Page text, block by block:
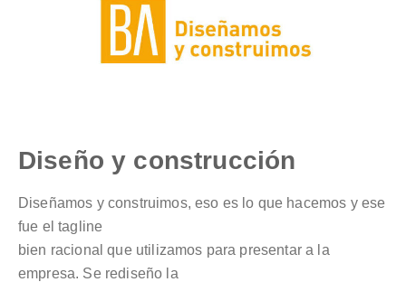
Diseño y construcción
Diseñamos y construimos, eso es lo que hacemos y ese
fue el tagline
bien racional que utilizamos para presentar a la
empresa. Se rediseño la